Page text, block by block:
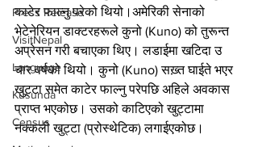
Press Release
VisitNepal
Language
Kusunda
Census
काटेर फाल्नु परेको थियो।अमेरिकी सेनाको
भेटेनेरियन डाक्टरहरूले कुनो (Kuno) को तुरून्त
अप्रेसन गरी बचाएका थिए। लडाईमा खटिदा उ
चार वर्षको थियो। कुनो (Kuno) सख़्त घाईते भएर
खुट्टा समेत काटेर फाल्नु परेपछि अहिले अवकास
प्राप्त भएकोछ। उसको काटिएको खुट्टामा
नक्कली खुट्टा (प्रोस्थेटिक) लगाईएकोछ।